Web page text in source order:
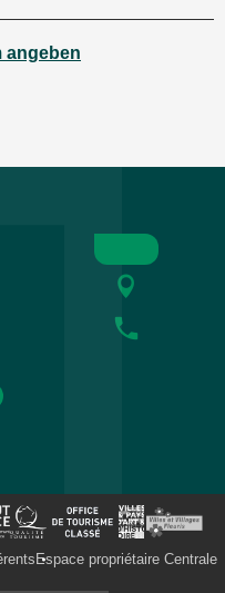
angeben
Espace propriétaire Centrale